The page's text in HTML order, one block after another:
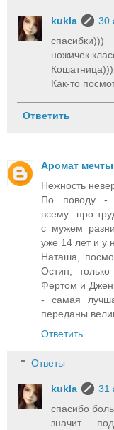
kukla
30
спасибки)))
ножичек
Кошатница)))
Как-то
Ответить
Аромат мечты
Нежность
По поводу -
всему...про
с мужем
уже 14 лет и у
Наташа,
Остин,
Фертом и
- самая
переданы
Ответить
Ответы
kukla
31
спасибо
значит...